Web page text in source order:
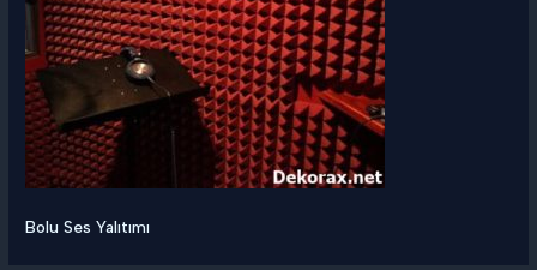
Bolu Ses Yalıtımı